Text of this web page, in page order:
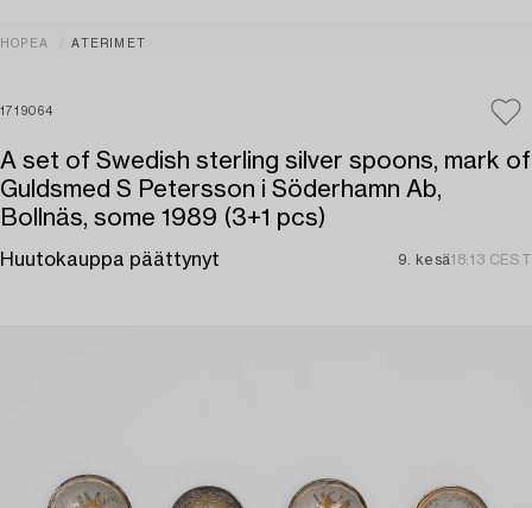
HOPEA ATERIMET
1719064
A set of Swedish sterling silver spoons, mark of
Guldsmed S Petersson i Söderhamn Ab,
Bollnäs, some 1989 (3+1 pcs)
Huutokauppa päättynyt 9. kesä18:13 CEST